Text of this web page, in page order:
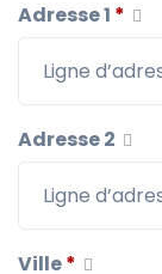
Adresse 1 *
Adresse 2
Ville*